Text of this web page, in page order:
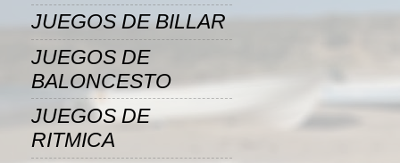
JUEGOS DE BILLAR
JUEGOS DE
BALONCESTO
JUEGOS DE
RITMICA